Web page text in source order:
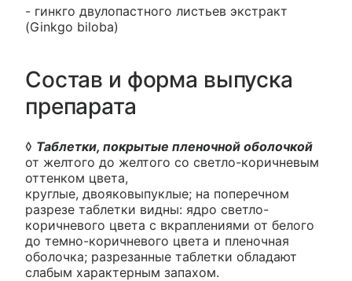
- гинкго двулопастного листьев экстракт
(Ginkgo biloba)
Состав и форма выпуска
препарата
◊ Таблетки, покрытые пленочной оболочкой
от желтого до желтого со светло-коричневым
оттенком цвета,
круглые, двояковыпуклые; на поперечном
разрезе таблетки видны: ядро светло-
коричневого цвета с вкраплениями от белого
до темно-коричневого цвета и пленочная
оболочка; разрезанные таблетки обладают
слабым характерным запахом.